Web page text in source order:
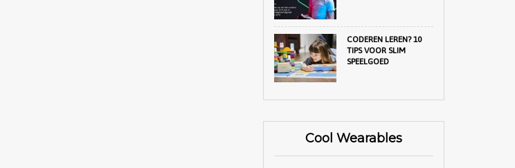
CODEREN LEREN? 10
TIPS VOOR SLIM
SPEELGOED
Cool Wearables